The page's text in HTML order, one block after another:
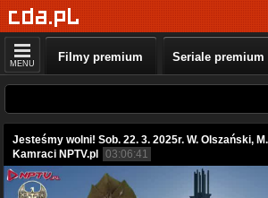
MENU Filmy premium Seriale premium
Jesteśmy wolni! Sob. 22. 3. 2025r. W. Olszański,
Kamraci NPTV.pl
03:06:41